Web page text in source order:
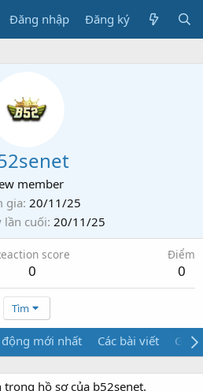
Đăng nhập Đăng ký
member
gia 20/11/25
lần cuối 20/11/25
score
0
Điểm
0
Tìm
mới nhất Các bài viết Giới
hồ sơ của b52senet.